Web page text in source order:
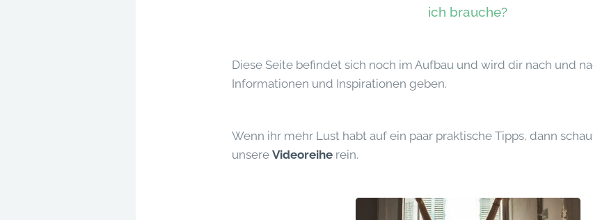
ich brauche?
Diese Seite befindet sich noch im Aufbau und wird dir nach und
Informationen und Inspirationen geben.
Wenn ihr mehr Lust habt auf ein paar praktische Tipps, dann
unsere Videoreihe rein.